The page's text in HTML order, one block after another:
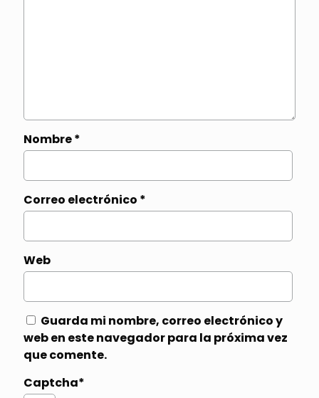
Nombre*
Correo electrónico *
Web
Guarda mi nombre, correo electrónico y
web en este navegador para la próxima vez
que comente.
Captcha*